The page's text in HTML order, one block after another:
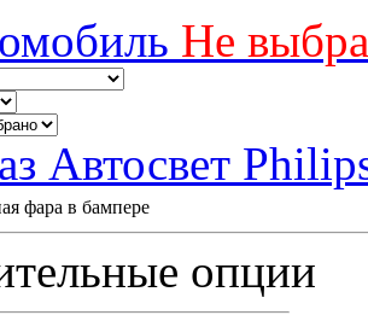
Не
Автосвет
фара в бампере
опции